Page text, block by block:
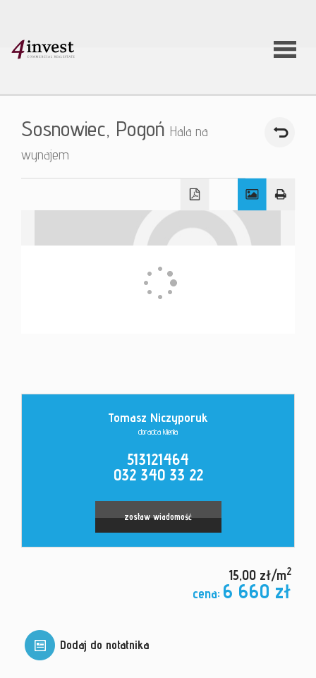
O firmie
Oferty
Sosnowiec, Pogoń Hala na
wynajem
Tomasz Niczyporuk
doradca klienta
513121464
032 340 33 22
zostaw wiadomość
15,00 zł/m2
cena: 6 660 zł
Dodaj do notatnika